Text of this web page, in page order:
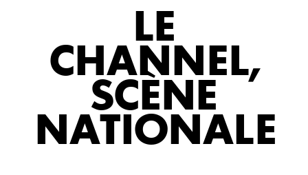
LE
CHANNEL,
SCÈNE
NATIONALE